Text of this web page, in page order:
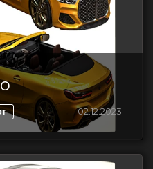
02.12.2023